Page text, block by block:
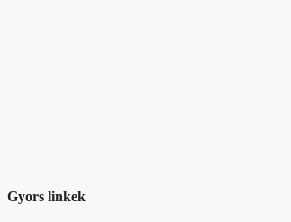
Gyors linkek